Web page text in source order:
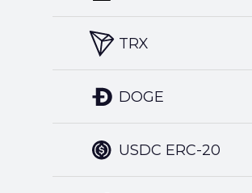
TRX
DOGE
USDC ERC-20